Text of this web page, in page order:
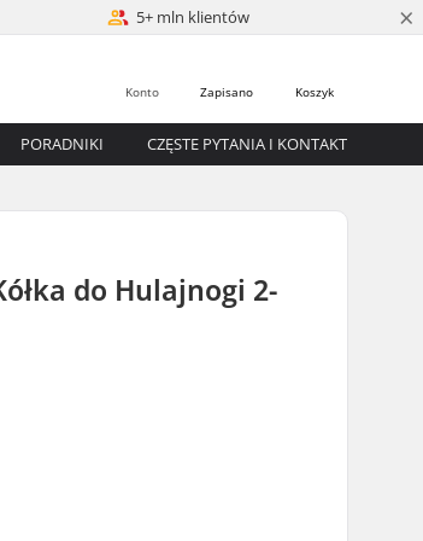
5+ mln klientów ×
Koszyk
Zapisano
Konto
PORADNIKI CZĘSTE PYTANIA I KONTAKT
do Hulajnogi 2-